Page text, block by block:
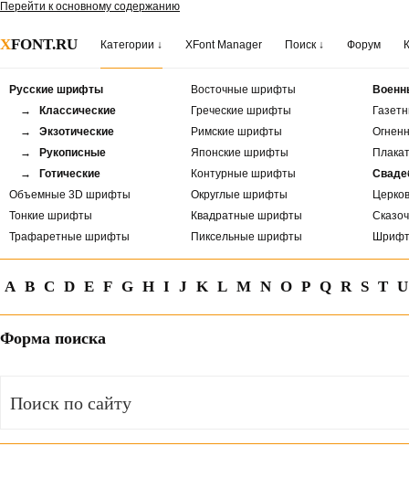
Перейти к основному содержанию
XFONT.RU Категории ↓ XFont Manager Поиск ↓ Форум
Русские шрифты
→ Классические
→ Экзотические
→ Рукописные
→ Готические
Объемные 3D шрифты
Тонкие шрифты
Трафаретные шрифты
Восточные шрифты
Греческие шрифты
Римские шрифты
Японские шрифты
Контурные шрифты
Округлые шрифты
Квадратные шрифты
Пиксельные шрифты
A B C D E F G H I J K L M N O P Q R S T U
Форма поиска